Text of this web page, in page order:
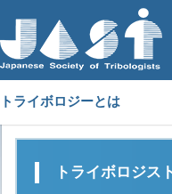
トライボロジーとは
トライボロジス